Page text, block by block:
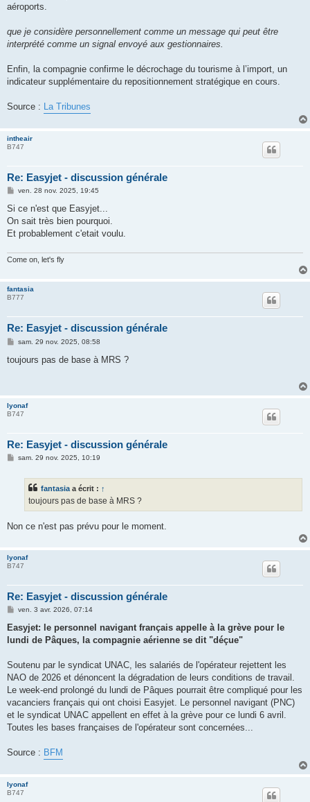
aéroports.
que je considère personnellement comme un message qui peut être
interprété comme un signal envoyé aux gestionnaires.
Enfin, la compagnie confirme le décrochage du tourisme à l’import, un
indicateur supplémentaire du repositionnement stratégique en cours.
Source : La Tribunes
intheair
B747
Re: Easyjet - discussion générale
M
s
a
g
e
ven. 28 nov. 2025, 19:45
Si ce n'est que Easyjet...
On sait très bien pourquoi.
Et probablement c'etait voulu.
Come on, let's fly
fantasia
B777
Re: Easyjet - discussion générale
M
s
sam. 29 nov. 2025, 08:58
toujours pas de base à MRS ?
lyonaf
B747
Re: Easyjet - discussion générale
Msam. 29 nov. 2025, 10:19
fantasia a écrit : ↑
toujours pas de base à MRS ?
Non ce n'est pas prévu pour le moment.
lyonaf
B747
Re: Easyjet - discussion générale
M
s
a
ven. 3 avr. 2026, 07:14
Easyjet: le personnel navigant français appelle à la grève pour le
lundi de Pâques, la compagnie aérienne se dit "déçue"
Soutenu par le syndicat UNAC, les salariés de l'opérateur rejettent les
NAO de 2026 et dénoncent la dégradation de leurs conditions de travail.
Le week-end prolongé du lundi de Pâques pourrait être compliqué pour les
vacanciers français qui ont choisi Easyjet. Le personnel navigant (PNC)
et le syndicat UNAC appellent en effet à la grève pour ce lundi 6 avril.
Toutes les bases françaises de l'opérateur sont concernées...
Source : BFM
lyonaf
B747